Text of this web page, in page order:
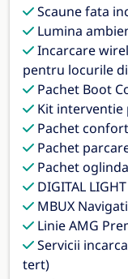
Scaune fata
Lumina
Incarcare
pentru locurile
Pachet Boot
Kit interventie
Pachet confort
Pachet
Pachet oglinda
DIGITAL
MBUX
Linie AMG
Servicii
tert)